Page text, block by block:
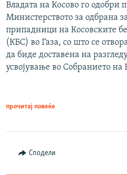
Владата на Косово го одобри
Министерството за одбрана
припадници на Косовските
(КБС) во Газа, со што се
да биде доставена на
усвојување во Собранието на
прочитај повеќе
Сподели